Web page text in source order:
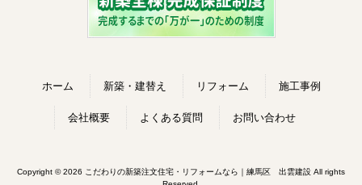
ホーム 新築・建替え リフォーム 施工事例
会社概要 よくある質問 お問い合わせ
Copyright © 2026 こだわりの新築注文住宅・リフォームなら｜練馬区 出雲建設 All rights